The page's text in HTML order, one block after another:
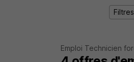
Filtres
Emploi Technicien